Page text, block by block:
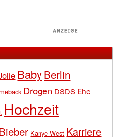
BabyBerlin
Drogen DSDS Ehe
Hochzeit
Kanye West Karriere